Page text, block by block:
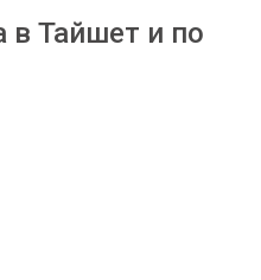
в Тайшет и по